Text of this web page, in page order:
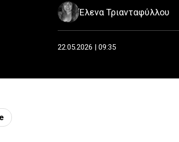
Έλενα Τριανταφύλλου
22.05.2026 | 09:35